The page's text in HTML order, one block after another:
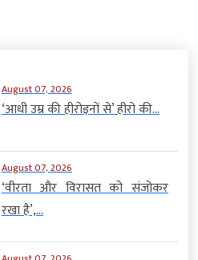
August 07, 2026
‘आधी उम्र की हीरोइनों से’ हीरो की...
August 07, 2026
‘वीरता और विरासत को संजोकर
रखा है’,...